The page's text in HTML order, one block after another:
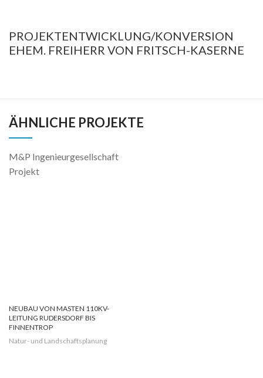
PROJEKTENTWICKLUNG/KONVERSION
EHEM. FREIHERR VON FRITSCH-KASERNE
ÄHNLICHE PROJEKTE
NEUBAU VON MASTEN 110KV-
LEITUNG RUDERSDORF BIS
FINNENTROP
Natur- und Landschaftsplanung